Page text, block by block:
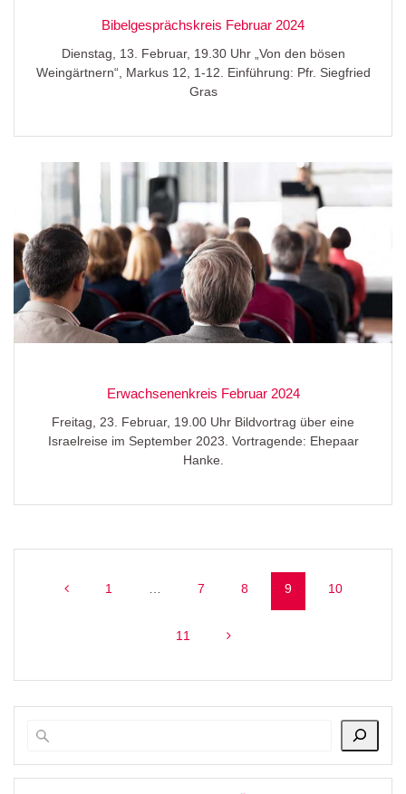
Bibelgesprächskreis Februar 2024
Dienstag, 13. Februar, 19.30 Uhr „Von den bösen
Weingärtnern“, Markus 12, 1-12. Einführung: Pfr. Siegfried
Gras
Erwachsenenkreis Februar 2024
Freitag, 23. Februar, 19.00 Uhr Bildvortrag über eine
Israelreise im September 2023. Vortragende: Ehepaar
Hanke.
Seite
1 Seite
7 Seite
8 Seite
9 Seite
10
Seite
11